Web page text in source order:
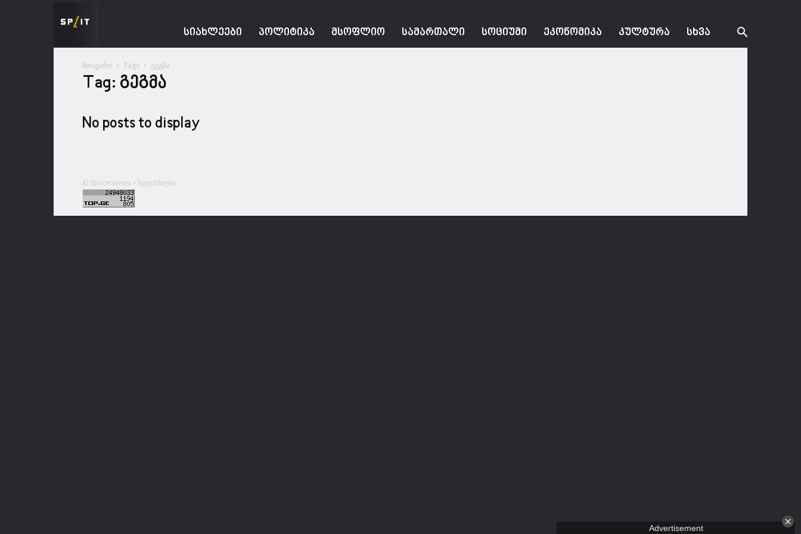
ᲡᲘᲐᲮᲚᲔᲔᲑᲘ ᲞᲝᲚᲘᲢᲘᲙᲐ ᲛᲡᲝᲤᲚᲘᲝ ᲡᲐᲛᲐᲠᲗᲐᲚᲘ ᲡᲝᲪᲘᲣᲛᲘ ᲔᲙᲝᲜᲝᲛᲘᲙᲐ ᲙᲣᲚᲢᲣᲠᲐ ᲡᲮᲕᲐ
მთავარი Tags გეგმა
Tag: გეგმა
No posts to display
© Spacesnews • სფეისნიუსი